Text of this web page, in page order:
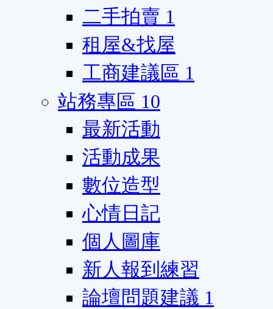
二手拍賣 1
租屋&找屋
工商建議區 1
站務專區 10
最新活動
活動成果
數位造型
心情日記
個人圖庫
新人報到練習
論壇問題建議 1